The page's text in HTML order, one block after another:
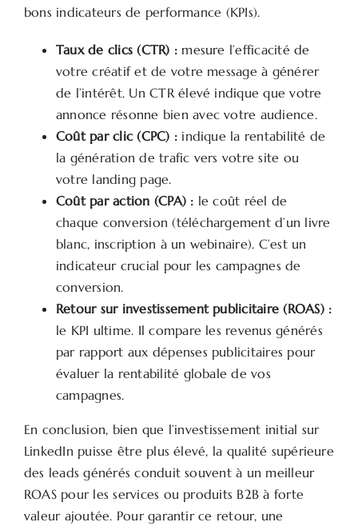
bons indicateurs de performance (KPIs).
Taux de clics (CTR) : mesure l’efficacité de
votre créatif et de votre message à générer
de l’intérêt. Un CTR élevé indique que votre
annonce résonne bien avec votre audience.
Coût par clic (CPC) : indique la rentabilité de
la génération de trafic vers votre site ou
votre landing page.
Coût par action (CPA) : le coût réel de
chaque conversion (téléchargement d’un livre
blanc, inscription à un webinaire). C’est un
indicateur crucial pour les campagnes de
conversion.
Retour sur investissement publicitaire (ROAS) :
le KPI ultime. Il compare les revenus générés
par rapport aux dépenses publicitaires pour
évaluer la rentabilité globale de vos
campagnes.
En conclusion, bien que l’investissement initial sur
LinkedIn puisse être plus élevé, la qualité supérieure
des leads générés conduit souvent à un meilleur
ROAS pour les services ou produits B2B à forte
valeur ajoutée. Pour garantir ce retour, une